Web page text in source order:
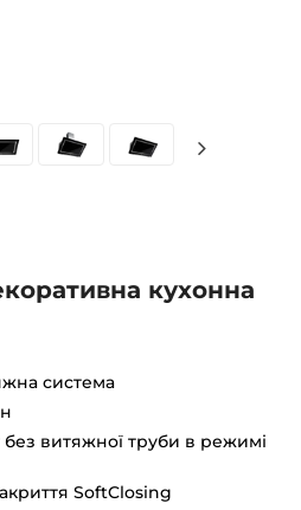
кухонна
система
витяжної труби в режимі
SoftClosing